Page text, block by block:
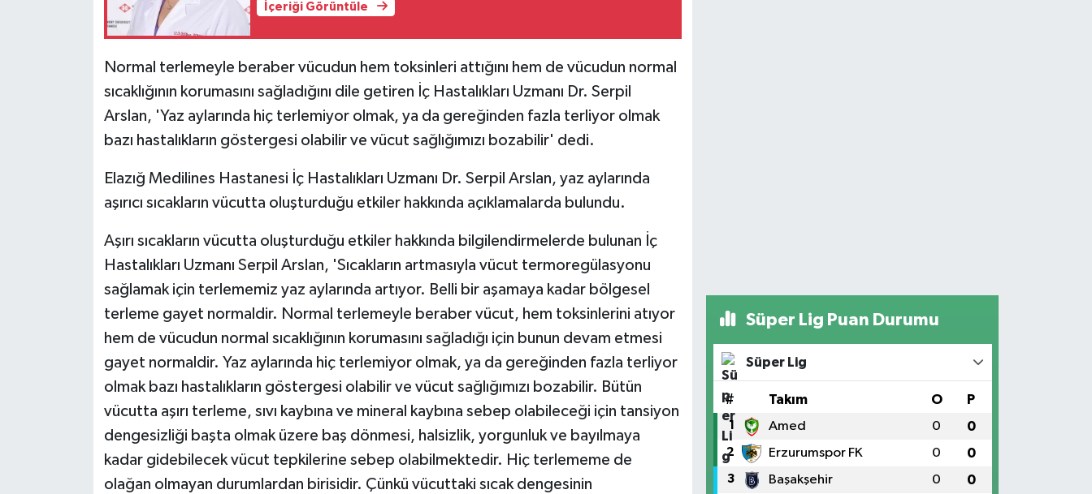
İçeriği Görüntüle
Normal terlemeyle beraber vücudun hem toksinleri attığını hem de vücudun normal
sıcaklığının korumasını sağladığını dile getiren İç Hastalıkları Uzmanı Dr. Serpil
Arslan, 'Yaz aylarında hiç terlemiyor olmak, ya da gereğinden fazla terliyor olmak
bazı hastalıkların göstergesi olabilir ve vücut sağlığımızı bozabilir' dedi.
Elazığ Medilines Hastanesi İç Hastalıkları Uzmanı Dr. Serpil Arslan, yaz aylarında
aşırıcı sıcakların vücutta oluşturduğu etkiler hakkında açıklamalarda bulundu.
Aşırı sıcakların vücutta oluşturduğu etkiler hakkında bilgilendirmelerde bulunan İç
Hastalıkları Uzmanı Serpil Arslan, 'Sıcakların artmasıyla vücut termoregülasyonu
sağlamak için terlememiz yaz aylarında artıyor. Belli bir aşamaya kadar bölgesel
terleme gayet normaldir. Normal terlemeyle beraber vücut, hem toksinlerini atıyor
hem de vücudun normal sıcaklığının korumasını sağladığı için bunun devam etmesi
gayet normaldir. Yaz aylarında hiç terlemiyor olmak, ya da gereğinden fazla terliyor
olmak bazı hastalıkların göstergesi olabilir ve vücut sağlığımızı bozabilir. Bütün
vücutta aşırı terleme, sıvı kaybına ve mineral kaybına sebep olabileceği için tansiyon
dengesizliği başta olmak üzere baş dönmesi, halsizlik, yorgunluk ve bayılmaya
kadar gidebilecek vücut tepkilerine sebep olabilmektedir. Hiç terlememe de
olağan olmayan durumlardan birisidir. Çünkü vücuttaki sıcak dengesinin
Süper Lig Puan Durumu
Süper Lig
# Takım O P
1 Amed 0 0
2 Erzurumspor FK 0 0
3 Başakşehir 0 0
Jandarma
KÜLTÜR SANAT
Otomobil
POLİTİKA
SPOR HABERLERİ
TEKNOLOJİ
ÜLKE GÜNDEMİ